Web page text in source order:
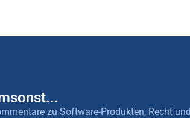
zu Software-Produkten, Recht